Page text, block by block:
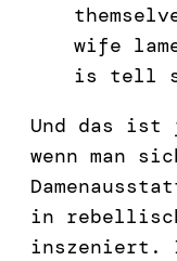
wife
is tell
Und das ist
wenn man
in
inszeniert.